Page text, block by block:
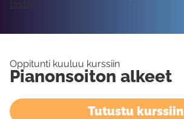
tästä!
Oppitunti kuuluu kurssiin
Pianonsoiton alkeet
Tutustu kurssiin